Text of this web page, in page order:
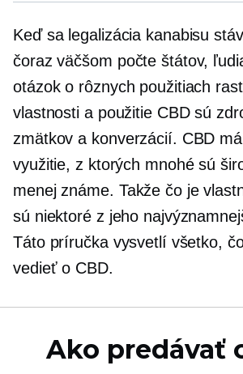
Keď sa legalizácia kanabisu
čoraz väčšom počte štátov,
otázok o rôznych použitiach
vlastnosti a použitie CBD sú
zmätkov a konverzácií. CBD
využitie, z ktorých mnohé sú
menej známe. Takže čo je
sú niektoré z jeho
Táto príručka vysvetlí všetko,
vedieť o CBD.
Ako predávať